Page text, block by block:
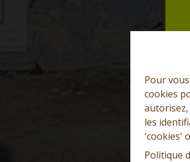
Pour
cookies
les
'cookies'
Politique